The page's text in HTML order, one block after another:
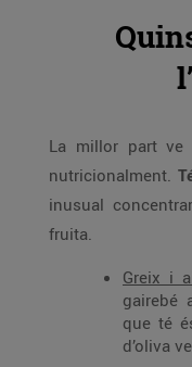
La millor part ve
nutricionalment.
inusual
fruita.
Greix i
gairebé
que té
d’oliva